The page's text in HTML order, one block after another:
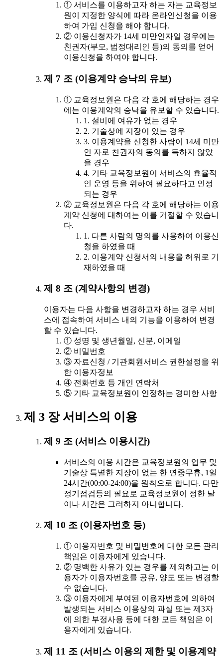
① 서비스를 이용하고자 하는 자는 교육정보
원이 지정한 양식에 따라 온라인신청을 이용
하여 가입 신청을 해야 합니다.
② 이용신청자가 14세 미만인자일 경우에는
친권자(부모, 법정대리인 등)의 동의를 얻어
이용신청을 하여야 합니다.
제 7 조 (이용계약 승낙의 유보)
① 교육정보원은 다음 각 호에 해당하는 경우
에는 이용계약의 승낙을 유보할 수 있습니다.
1. 설비에 여유가 없는 경우
2. 기술상에 지장이 있는 경우
3. 이용계약을 신청한 사람이 14세 미만
인 자로 친권자의 동의를 득하지 않았
을 경우
4. 기타 교육정보원이 서비스의 효율적
인 운영 등을 위하여 필요하다고 인정
되는 경우
② 교육정보원은 다음 각 호에 해당하는 이용
계약 신청에 대하여는 이를 거절할 수 있습니
다.
1. 다른 사람의 명의를 사용하여 이용신
청을 하였을 때
2. 이용계약 신청서의 내용을 허위로 기
재하였을 때
제 8 조 (계약사항의 변경)
이용자는 다음 사항을 변경하고자 하는 경우 서비
스에 접속하여 서비스 내의 기능을 이용하여 변경
할 수 있습니다.
① 성명 및 생년월일, 신분, 이메일
② 비밀번호
③ 자료신청 / 기관회원서비스 권한설정을 위
한 이용자정보
④ 전화번호 등 개인 연락처
⑤ 기타 교육정보원이 인정하는 경미한 사항
제 3 장 서비스의 이용
제 9 조 (서비스 이용시간)
서비스의 이용 시간은 교육정보원의 업무 및
기술상 특별한 지장이 없는 한 연중무휴, 1일
24시간(00:00-24:00)을 원칙으로 합니다. 다만
정기점검등의 필요로 교육정보원이 정한 날
이나 시간은 그러하지 아니합니다.
제 10 조 (이용자번호 등)
① 이용자번호 및 비밀번호에 대한 모든 관리
책임은 이용자에게 있습니다.
② 명백한 사유가 있는 경우를 제외하고는 이
용자가 이용자번호를 공유, 양도 또는 변경할
수 없습니다.
③ 이용자에게 부여된 이용자번호에 의하여
발생되는 서비스 이용상의 과실 또는 제3자
에 의한 부정사용 등에 대한 모든 책임은 이
용자에게 있습니다.
제 11 조 (서비스 이용의 제한 및 이용계약